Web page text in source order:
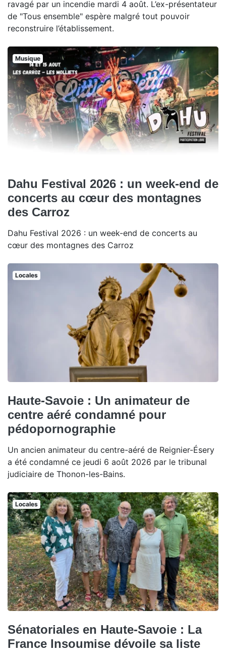
ravagé par un incendie mardi 4 août. L’ex-présentateur
de "Tous ensemble" espère malgré tout pouvoir
reconstruire l’établissement.
Musique
Dahu Festival 2026 : un week-end de
concerts au cœur des montagnes
des Carroz
Dahu Festival 2026 : un week-end de concerts au
cœur des montagnes des Carroz
Locales
Haute-Savoie : Un animateur de
centre aéré condamné pour
pédopornographie
Un ancien animateur du centre-aéré de Reignier-Ésery
a été condamné ce jeudi 6 août 2026 par le tribunal
judiciaire de Thonon-les-Bains.
Locales
Sénatoriales en Haute-Savoie : La
France Insoumise dévoile sa liste